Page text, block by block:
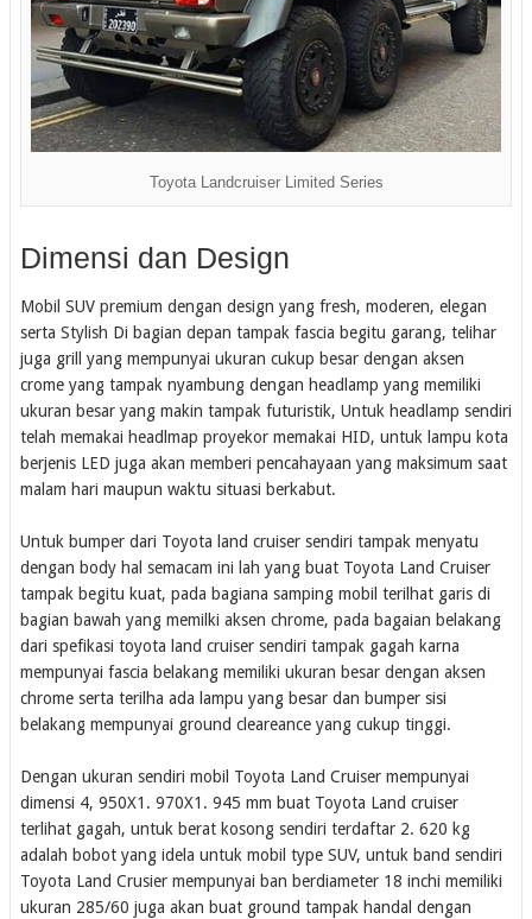
Toyota Landcruiser Limited Series
Dimensi dan Design
Mobil SUV premium dengan design yang fresh, moderen, elegan
serta Stylish Di bagian depan tampak fascia begitu garang, telihar
juga grill yang mempunyai ukuran cukup besar dengan aksen
crome yang tampak nyambung dengan headlamp yang memiliki
ukuran besar yang makin tampak futuristik, Untuk headlamp sendiri
telah memakai headlmap proyekor memakai HID, untuk lampu kota
berjenis LED juga akan memberi pencahayaan yang maksimum saat
malam hari maupun waktu situasi berkabut.
Untuk bumper dari Toyota land cruiser sendiri tampak menyatu
dengan body hal semacam ini lah yang buat Toyota Land Cruiser
tampak begitu kuat, pada bagiana samping mobil terilhat garis di
bagian bawah yang memilki aksen chrome, pada bagaian belakang
dari spefikasi toyota land cruiser sendiri tampak gagah karna
mempunyai fascia belakang memiliki ukuran besar dengan aksen
chrome serta terilha ada lampu yang besar dan bumper sisi
belakang mempunyai ground cleareance yang cukup tinggi.
Dengan ukuran sendiri mobil Toyota Land Cruiser mempunyai
dimensi 4, 950X1. 970X1. 945 mm buat Toyota Land cruiser
terlihat gagah, untuk berat kosong sendiri terdaftar 2. 620 kg
adalah bobot yang idela untuk mobil type SUV, untuk band sendiri
Toyota Land Crusier mempunyai ban berdiameter 18 inchi memiliki
ukuran 285/60 juga akan buat ground tampak handal dengan